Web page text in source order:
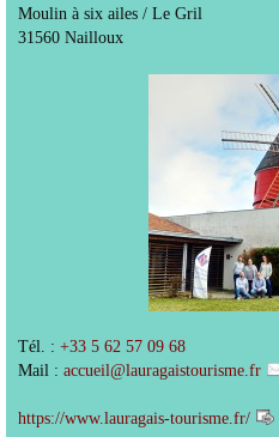
Moulin à six ailes / Le Gril
31560 Nailloux
Tél. : +33 5 62 57 09 68
Mail : accueil@lauragaistourisme.fr
https://www.lauragais-tourisme.fr/